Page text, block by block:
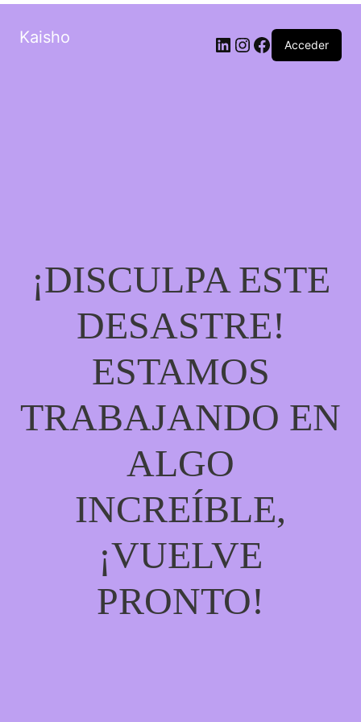
Kaisho LinkedIn Instagram Facebook Acceder
¡DISCULPA ESTE
DESASTRE!
ESTAMOS
TRABAJANDO EN
ALGO
INCREÍBLE,
¡VUELVE
PRONTO!